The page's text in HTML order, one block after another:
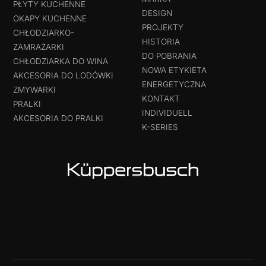
PŁYTY KUCHENNE
OKAPY KUCHENNE
CHŁODZIARKO-
ZAMRAŻARKI
CHŁODZIARKA DO WINA
AKCESORIA DO LODÓWKI
ZMYWARKI
PRALKI
AKCESORIA DO PRALKI
DESIGN
PROJEKTY
HISTORIA
DO POBRANIA
NOWA ETYKIETA
ENERGETYCZNA
KONTAKT
INDIVIDUELL
K-SERIES